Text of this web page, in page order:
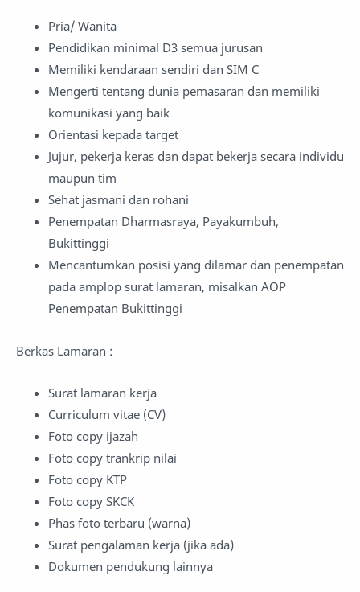
Pria/ Wanita
Pendidikan minimal D3 semua jurusan
Memiliki kendaraan sendiri dan SIM C
Mengerti tentang dunia pemasaran dan memiliki
komunikasi yang baik
Orientasi kepada target
Jujur, pekerja keras dan dapat bekerja secara individu
maupun tim
Sehat jasmani dan rohani
Penempatan Dharmasraya, Payakumbuh,
Bukittinggi
Mencantumkan posisi yang dilamar dan penempatan
pada amplop surat lamaran, misalkan AOP
Penempatan Bukittinggi
Berkas Lamaran :
Surat lamaran kerja
Curriculum vitae (CV)
Foto copy ijazah
Foto copy trankrip nilai
Foto copy KTP
Foto copy SKCK
Phas foto terbaru (warna)
Surat pengalaman kerja (jika ada)
Dokumen pendukung lainnya